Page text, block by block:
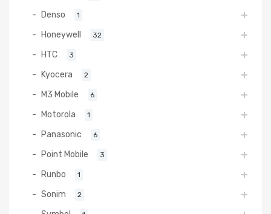
Denso 1
Honeywell 32
HTC 3
Kyocera 2
M3 Mobile 6
Motorola 1
Panasonic 6
Point Mobile 3
Runbo 1
Sonim 2